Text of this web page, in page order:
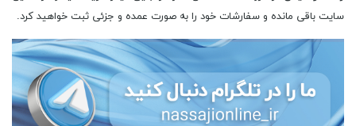
سایت باقی مانده و سفارشات خود را به صورت عمده و جزئی ثبت خواهید کرد.